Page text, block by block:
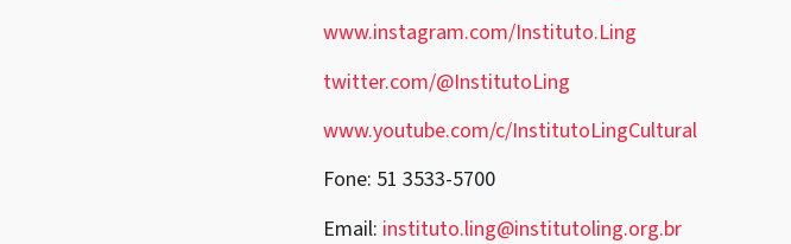
www.instagram.com/Instituto.Ling
twitter.com/@InstitutoLing
www.youtube.com/c/InstitutoLingCultural
Fone: 51 3533-5700
Email: instituto.ling@institutoling.org.br